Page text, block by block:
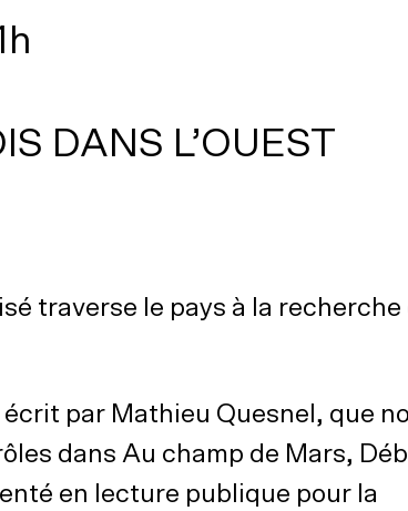
DANS L’OUEST
traverse le pays à la recherche
par Mathieu Quesnel, que
dans Au champ de Mars,
en lecture publique pour la